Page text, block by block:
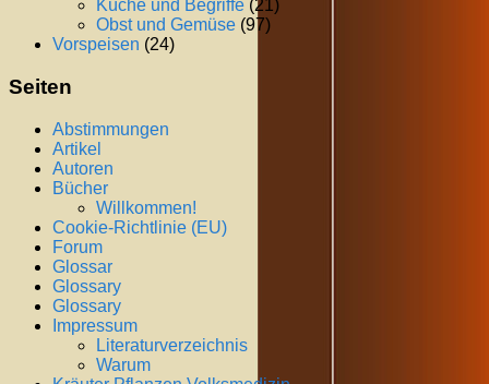
Küche und Begriffe (21)
Obst und Gemüse (97)
Vorspeisen (24)
Seiten
Abstimmungen
Artikel
Autoren
Bücher
Willkommen!
Cookie-Richtlinie (EU)
Forum
Glossar
Glossary
Glossary
Impressum
Literaturverzeichnis
Warum